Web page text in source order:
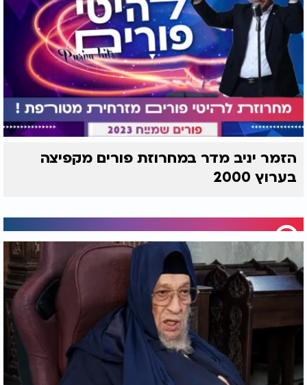
הזמר יניב מדר במחרוזת פורים מקפיצה
בערוץ 2000